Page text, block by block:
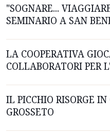
"SOGNARE...
SEMINARIO A SAN
LA COOPERATIVA
COLLABORATORI PER
IL PICCHIO RISORGE
GROSSETO